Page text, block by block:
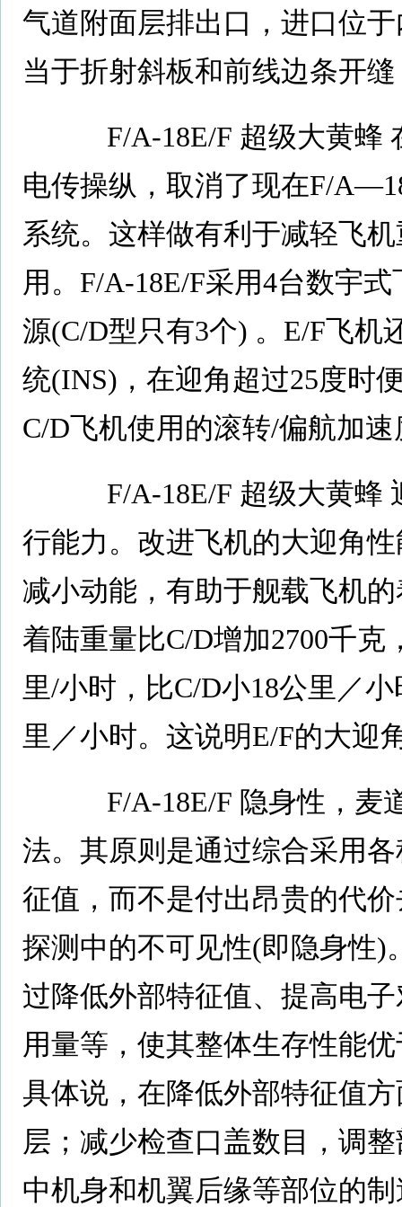
气道附面层排出口，进口位
当于折射斜板和前线边条开
F/A-18E/F 超级大黄蜂
电传操纵，取消了现在F/
系统。这样做有利于减轻飞
用。F/A-18E/F采用4台数宇
源(C/D型只有3个) 。E/F飞机
统(INS)，在迎角超过25度时
C/D飞机使用的滚转/偏航加
F/A-18E/F 超级大黄蜂
行能力。改进飞机的大迎角
减小动能，有助于舰载飞机
着陆重量比C/D增加2700千
里/小时，比C/D小18公里／
里／小时。这说明E/F的大迎
F/A-18E/F 隐身性，麦
法。其原则是通过综合采用
征值，而不是付出昂贵的代
探测中的不可见性(即隐身性)
过降低外部特征值、提高电
用量等，使其整体生存性能
具体说，在降低外部特征值
层；减少检查口盖数目，调
中机身和机翼后缘等部位的